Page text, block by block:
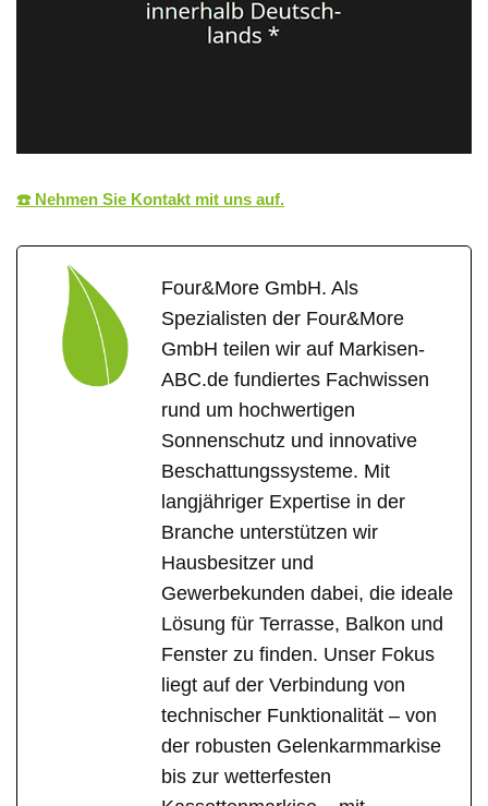
☎️ Nehmen Sie Kontakt mit uns auf.
Four&More GmbH. Als
Spezialisten der Four&More
GmbH teilen wir auf Markisen-
ABC.de fundiertes Fachwissen
rund um hochwertigen
Sonnenschutz und innovative
Beschattungssysteme. Mit
langjähriger Expertise in der
Branche unterstützen wir
Hausbesitzer und
Gewerbekunden dabei, die ideale
Lösung für Terrasse, Balkon und
Fenster zu finden. Unser Fokus
liegt auf der Verbindung von
technischer Funktionalität – von
der robusten Gelenkarmmarkise
bis zur wetterfesten